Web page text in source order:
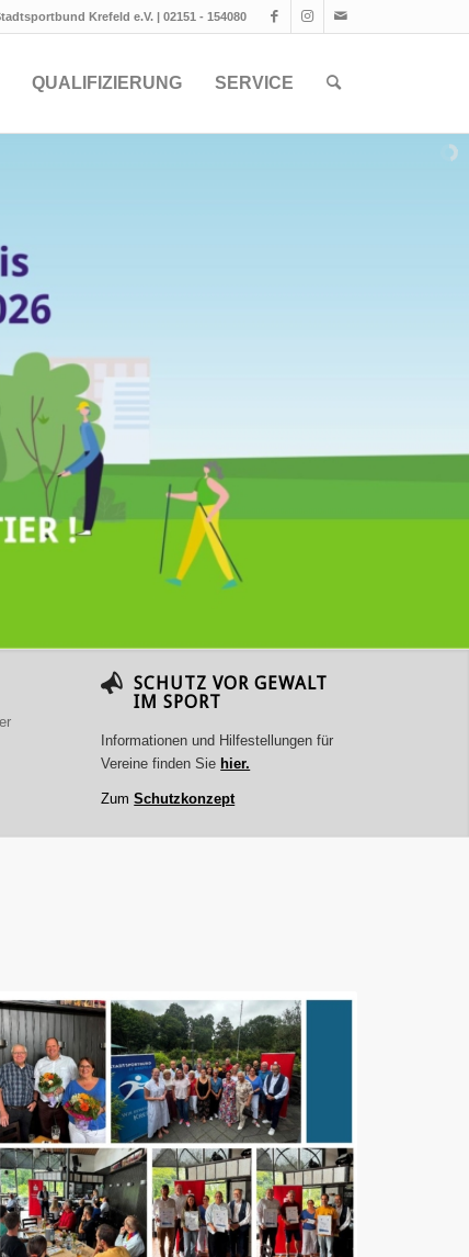
Krefeld e.V. | 02151 - 154080
QUALIFIZIERUNG SERVICE
SCHUTZ VOR GEWALT
IM SPORT
Informationen und Hilfestellungen für
Vereine finden Sie hier.
ZumSchutzkonzept